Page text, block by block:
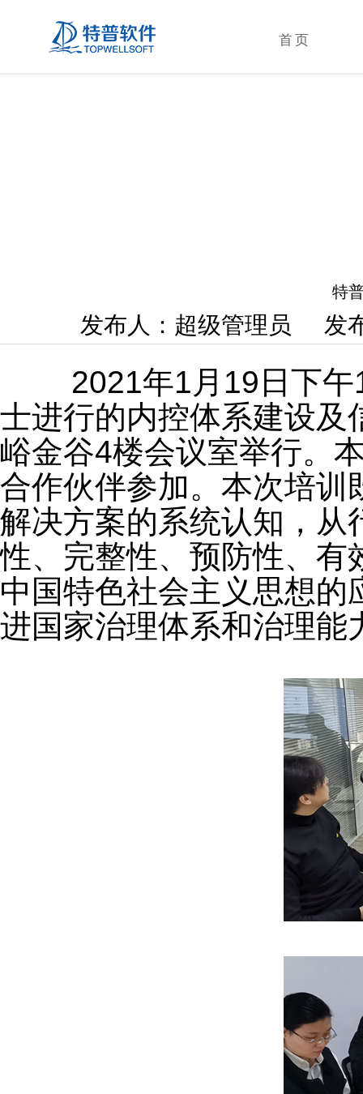
首页
特
发布人：超级管理员 发
2021年1月19日下午
士进行的内控体系建设及
峪金谷4楼会议室举行。
合作伙伴参加。本次培训
解决方案的系统认知，从
性、完整性、预防性、有
中国特色社会主义思想
进国家治理体系和治理能